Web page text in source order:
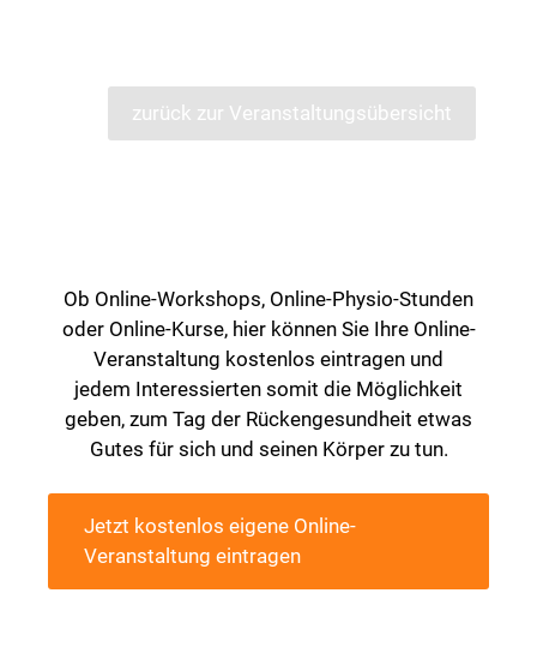
zurück zur Veranstaltungsübersicht
Ob Online-Workshops, Online-Physio-Stunden
oder Online-Kurse, hier können Sie Ihre Online-
Veranstaltung kostenlos eintragen und
jedem Interessierten somit die Möglichkeit
geben, zum Tag der Rückengesundheit etwas
Gutes für sich und seinen Körper zu tun.
Jetzt kostenlos eigene Online-
Veranstaltung eintragen